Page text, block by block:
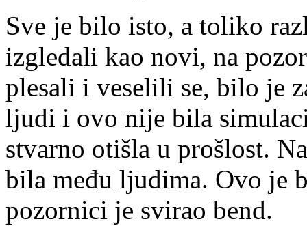
Sve je bilo isto, a toliko
izgledali kao novi, na
plesali i veselili se, bilo je
ljudi i ovo nije bila
stvarno otišla u prošlost.
bila među ljudima. Ovo je
pozornici je svirao bend.